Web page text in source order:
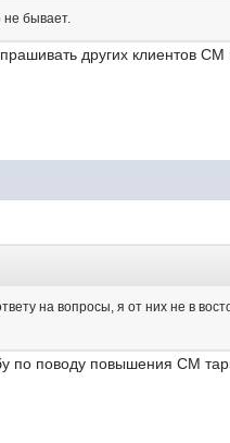
не бывает.
других клиентов СМ
на вопросы, я от них не в
по поводу повышения СМ